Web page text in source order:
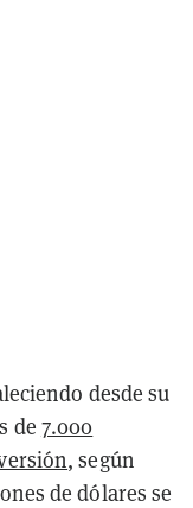
desde su
de 7.000
, según
de dólares se